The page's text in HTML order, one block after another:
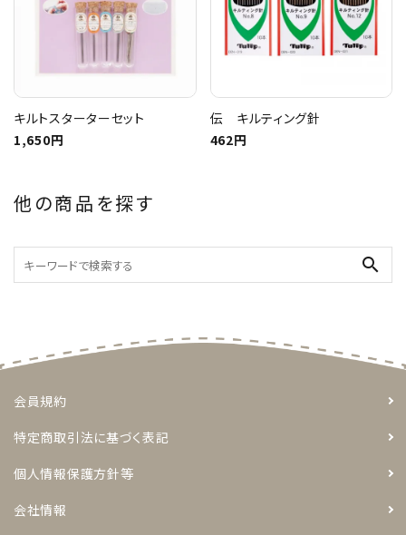
キルトスターターセット
1,650円
伝 キルティング針
462円
他の商品を探す
search
会員規約
特定商取引法に基づく表記
個人情報保護方針等
会社情報